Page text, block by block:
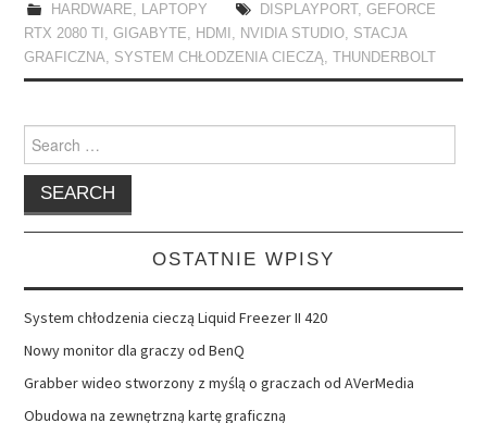
HARDWARE, LAPTOPY DISPLAYPORT , GEFORCE
RTX 2080 TI ,GIGABYTE, HDMI , NVIDIA STUDIO, STACJA
GRAFICZNA, SYSTEM CHŁODZENIA CIECZĄ, THUNDERBOLT
Search
for:
OSTATNIE WPISY
System chłodzenia cieczą Liquid Freezer II 420
Nowy monitor dla graczy od BenQ
Grabber wideo stworzony z myślą o graczach od AVerMedia
Obudowa na zewnętrzną kartę graficzną